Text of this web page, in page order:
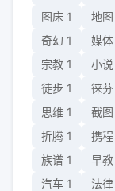
图床 1 地图
奇幻 1 媒体
宗教 1 小说
徒步 1 徕芬
思维 1 截图
折腾 1 携程
族谱 1 早教
汽车 1 法律